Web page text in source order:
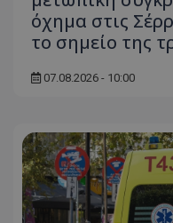
όχημα στις
το σημείο της
07.08.2026 - 10:00